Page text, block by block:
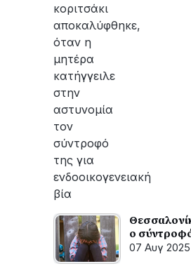
κοριτσάκι
αποκαλύφθηκε,
όταν η
μητέρα
κατήγγειλε
στην
αστυνομία
τον
σύντροφό
της για
ενδοοικογενειακή
βία
ο
07 Αυγ 2025